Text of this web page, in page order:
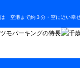
空港まで約３分・空に近い幸
まで約３分・